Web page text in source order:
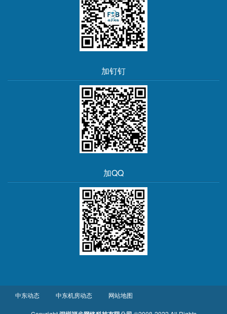
加钉钉
加QQ
中东动态 中东机房动态 网站地图